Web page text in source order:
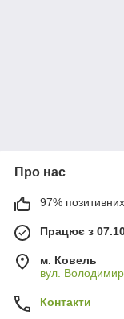
Про нас
97% позитивних
Працює з
м. Ковель
вул.
Контакти